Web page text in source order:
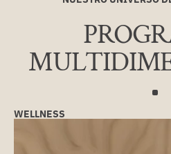
WELLNESS